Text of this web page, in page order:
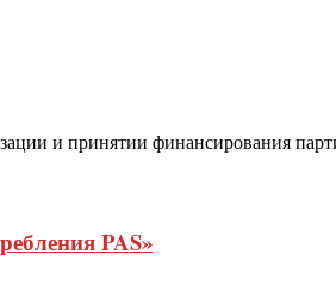
и принятии финансирования
PAS»